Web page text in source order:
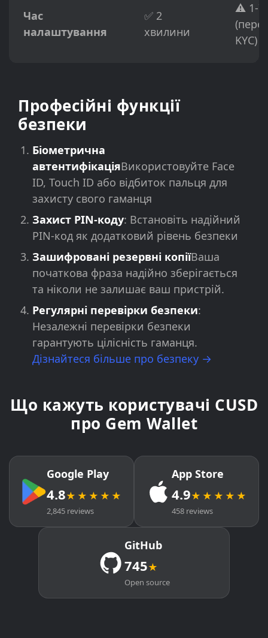
Час
налаштування
✅ 2
хвилини
⚠️ 1-7
KYC)
Професійні функції
безпеки
Біометрична
автентифікаціяВикористовуйте Face
ID, Touch ID або відбиток пальця для
захисту свого гаманця
Захист PIN-коду: Встановіть надійний
PIN-код як додатковий рівень безпеки
Зашифровані резервні копіїВаша
початкова фраза надійно зберігається
та ніколи не залишає ваш пристрій.
Регулярні перевірки безпеки:
Незалежні перевірки безпеки
гарантують цілісність гаманця.
Дізнайтеся більше про безпеку →
Що кажуть користувачі CUSD
про Gem Wallet
Google Play
4.8★★★★★
2,845 reviews
App Store
4.9★★★★★
458 reviews
GitHub
745★
Open source